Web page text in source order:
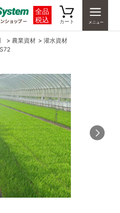
全品
税込
カート
> 農業資材 > 灌水資材